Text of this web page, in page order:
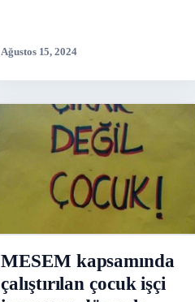
Ağustos 15, 2024
MESEM kapsamında
çalıştırılan çocuk işçi